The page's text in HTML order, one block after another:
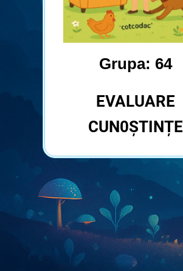
Grupa: 64
EVALUARE
CUN0ȘTINȚE